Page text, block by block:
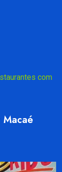
com
Macaé